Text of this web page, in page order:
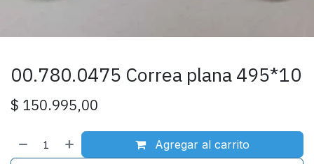
00.780.0475 Correa plana 495*10
$ 150.995,00
Agregar al carrito